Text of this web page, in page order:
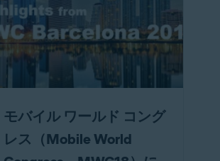
モバイル ワールド コング
レス（Mobile World